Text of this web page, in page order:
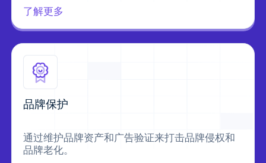
了解更多
品牌保护
通过维护品牌资产和广告验证来打击品牌侵权和
品牌老化。